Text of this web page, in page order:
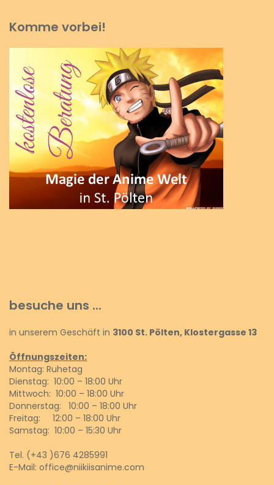
Komme vorbei!
besuche uns ...
in unserem Geschäft in 3100 St. Pölten, Klostergasse 13
Öffnungszeiten:
Montag: Ruhetag
Dienstag: 10:00 – 18:00 Uhr
Mittwoch: 10:00 – 18:00 Uhr
Donnerstag: 10:00 – 18:00 Uhr
Freitag: 12:00 – 18:00 Uhr
Samstag: 10:00 – 15:30 Uhr
Tel. (+43 )676 4285991
E-Mail: office@niikiisanime.com